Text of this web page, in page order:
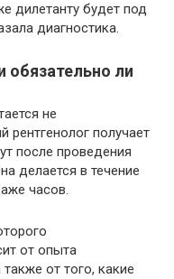
дилетанту будет под
диагностика.
обязательно ли
не
рентгенолог получает
после проведения
делается в течение
часов.
от опыта
от того, какие